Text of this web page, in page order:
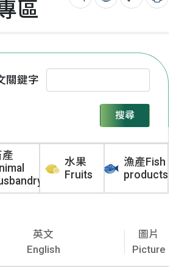
區
回上一頁錯誤回報
分享 列
關鍵字
搜尋
產
水果
Fruits
漁產Fish
products
英文
English
圖片
Picture